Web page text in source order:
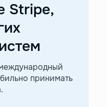
Stripe,
принимать